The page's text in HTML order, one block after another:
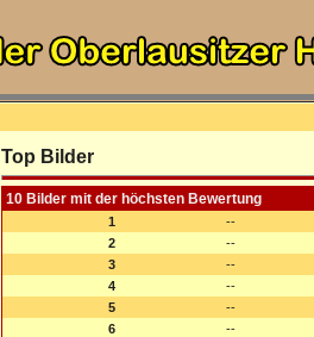
Top Bilder
10 Bilder mit der höchsten Bewertung
1
--
2
--
3
--
4
--
5
--
6
--